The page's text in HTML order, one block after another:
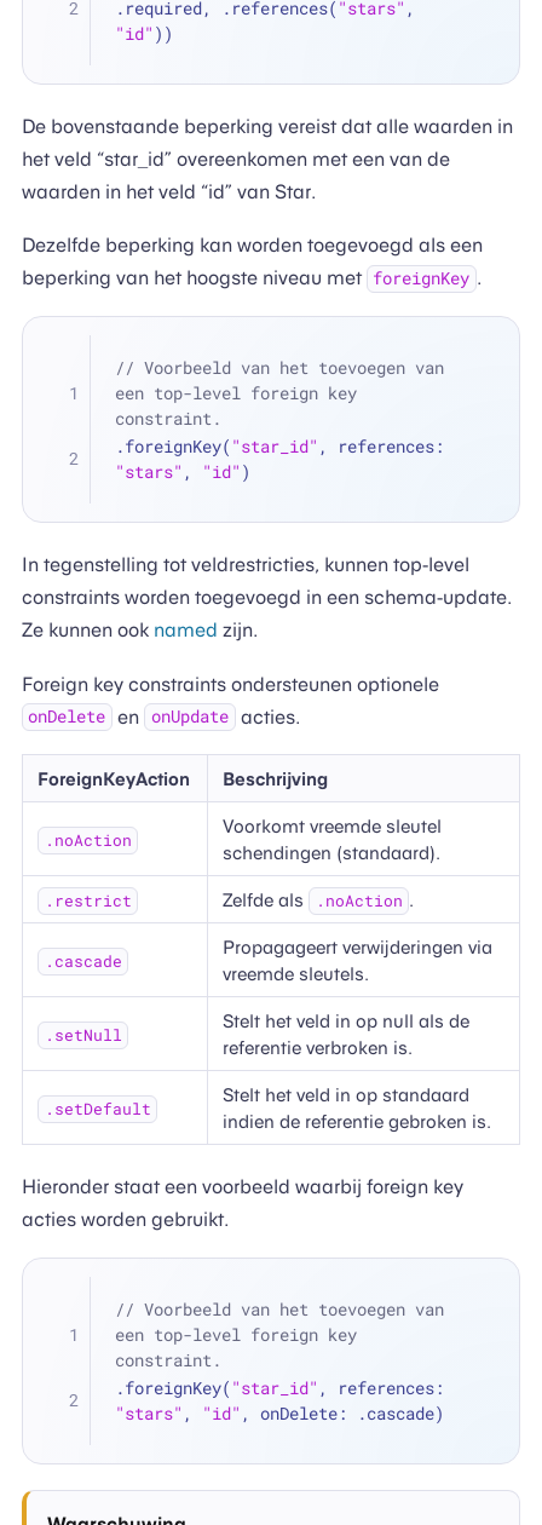
.required, .references( "stars"
"id" ))
De bovenstaande beperking vereist dat alle waarden in
het veld “star_id” overeenkomen met een van de
waarden in het veld “id” van Star.
Dezelfde beperking kan worden toegevoegd als een
beperking van het hoogste niveau met foreignKey .
// Voorbeeld van het toevoegen van
een top-level foreign key
constraint.
.foreignKey( "star_id"
"stars" , "id" )
In tegenstelling tot veldrestricties, kunnen top-level
constraints worden toegevoegd in een schema-update.
Ze kunnen ook named zijn.
Foreign key constraints ondersteunen optionele
onDelete en onUpdate acties.
ForeignKeyAction Beschrijving
.noAction
Voorkomt vreemde sleutel
schendingen (standaard).
.restrict Zelfde als .noAction .
.cascade
Propagageert verwijderingen via
vreemde sleutels.
.setNull
Stelt het veld in op null als de
referentie verbroken is.
.setDefault
Stelt het veld in op standaard
indien de referentie gebroken is.
Hieronder staat een voorbeeld waarbij foreign key
acties worden gebruikt.
// Voorbeeld van het toevoegen van
een top-level foreign key
constraint.
.foreignKey( "star_id"
"stars" , "id" , onDelete: .cascade)